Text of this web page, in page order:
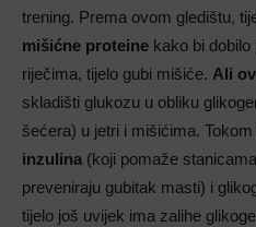
trening. Prema ovom gledištu,
mišićne proteine kako bi dobilo
riječima, tijelo gubi mišiće. Ali
skladišti glukozu u obliku
šećera) u jetri i mišićima. Tokom
inzulina(koji pomaže
preveniraju gubitak masti) i
tijelo još uvijek ima zalihe